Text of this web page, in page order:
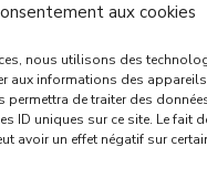
aux cookies
nous utilisons des
aux informations des
de traiter des
ID uniques sur ce site. Le fait
avoir un effet négatif sur